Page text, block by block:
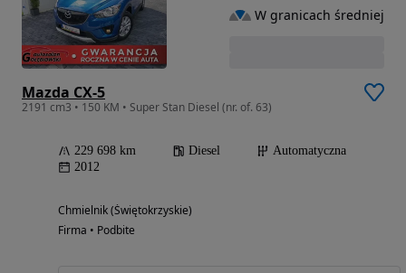
Mazda CX-5
2191 cm3 • 150 KM • Super Stan Diesel (nr. of. 63)
229 698 km Diesel
Automatyczna
2012
Chmielnik (Świętokrzyskie)
Firma • Podbite
W granicach średniej